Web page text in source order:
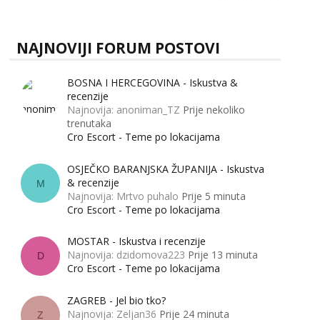
Tel: 064/677-677- Kod: #108
Zara
Čekam tvoj poziv!
Tel:064/677-677
tel:0,93€ - mob:1,12€ min
Anđela
Čekam tvoj poziv!
Tel: 064/677-677 - Kod: #142
tel:0,93€ - mob:1,12€ min
NAJNOVIJI FORUM POSTOVI
BOSNA I HERCEGOVINA - Iskustva &
recenzije
Najnovija: anoniman_TZ Prije nekoliko
trenutaka
Cro Escort - Teme po lokacijama
M
OSJEČKO BARANJSKA ŽUPANIJA - Iskustva
& recenzije
Najnovija: Mrtvo puhalo Prije 5 minuta
Cro Escort - Teme po lokacijama
D
MOSTAR - Iskustva i recenzije
Najnovija: dzidomova223 Prije 13 minuta
Cro Escort - Teme po lokacijama
Z
ZAGREB - Jel bio tko?
Najnovija: Zeljan36 Prije 24 minuta